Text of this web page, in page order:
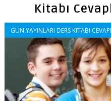
Kitabı
GÜN YAYINLARI DERS KITABI